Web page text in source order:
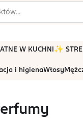
W KUCHNI ✨
i higienaWłosy